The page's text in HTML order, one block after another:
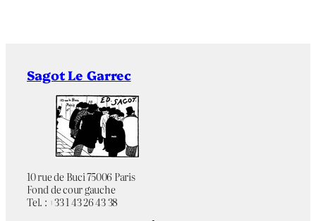
Sagot Le Garrec
10 rue de Buci 75006 Paris
Fond de cour gauche
Tel. : +33 1 43 26 43 38